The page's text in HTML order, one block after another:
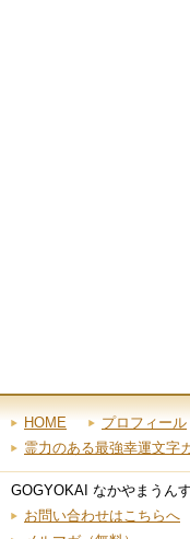
HOME プロフィール
霊力のある最強幸運文字
GOGYOKAI なかやまうん
お問い合わせはこちらへ